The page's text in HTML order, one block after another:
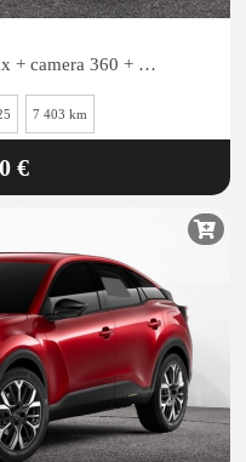
Hybride 145 ch bva e-dcs6 max + camera 360 + affichage tete haute
7 403 km
€